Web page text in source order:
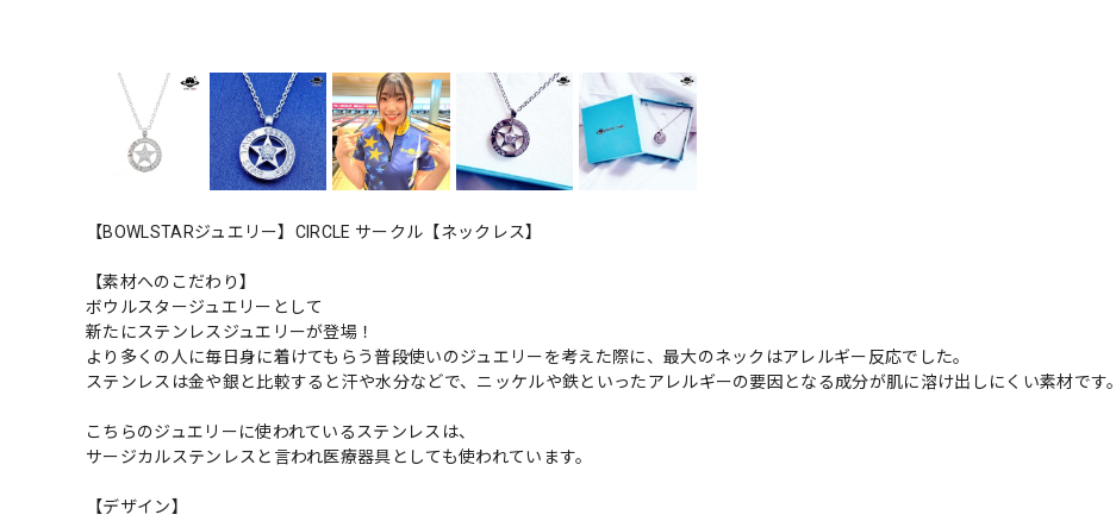
【BOWLSTARジュエリー】CIRCLE サークル【ネックレス】
【素材へのこだわり】
ボウルスタージュエリーとして
新たにステンレスジュエリーが登場！
より多くの人に毎日身に着けてもらう普段使いのジュエリーを考えた際に、最大のネックはアレルギー反応でした。
ステンレスは金や銀と比較すると汗や水分などで、ニッケルや鉄といったアレルギーの要因となる成分が肌に溶け出しにくい素材です。
こちらのジュエリーに使われているステンレスは、
サージカルステンレスと言われ医療器具としても使われています。
【デザイン】